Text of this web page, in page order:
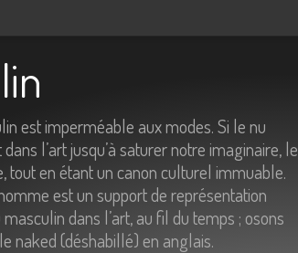
est imperméable aux modes. Si le nu
l’art jusqu’à saturer notre imaginaire, le
tout en étant un canon culturel immuable.
est un support de représentation
dans l’art, au fil du temps ; osons
naked (déshabillé) en anglais.